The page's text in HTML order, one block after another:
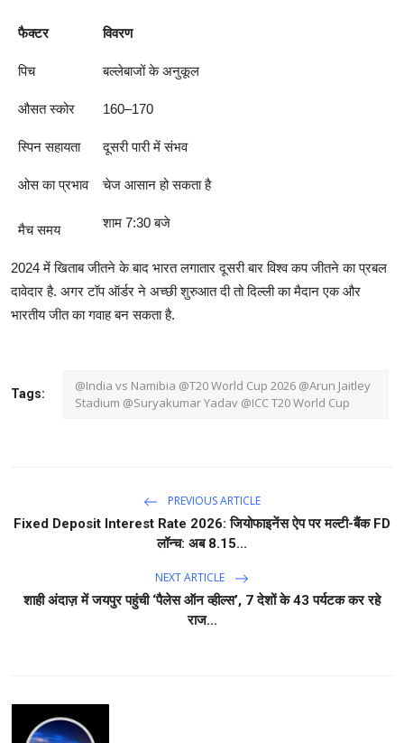
फैक्टर विवरण
पिच बल्लेबाजों के अनुकूल
औसत स्कोर 160–170
स्पिन सहायता दूसरी पारी में संभव
ओस का प्रभाव चेज आसान हो सकता है
मैच समय शाम 7:30 बजे
2024 में खिताब जीतने के बाद भारत लगातार दूसरी बार विश्व कप जीतने का प्रबल
दावेदार है. अगर टॉप ऑर्डर ने अच्छी शुरुआत दी तो दिल्ली का मैदान एक और
भारतीय जीत का गवाह बन सकता है.
Tags:
@India vs Namibia @T20 World Cup 2026 @Arun Jaitley
Stadium @Suryakumar Yadav @ICC T20 World Cup
PREVIOUS ARTICLE
Fixed Deposit Interest Rate 2026: जियोफाइनेंस ऐप पर मल्टी-बैंक FD
लॉन्च: अब 8.15...
NEXT ARTICLE
शाही अंदाज़ में जयपुर पहुंची ‘पैलेस ऑन व्हील्स’, 7 देशों के 43 पर्यटक कर रहे
राज...